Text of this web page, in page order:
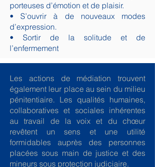
porteuses d’émotion et de plaisir.
• S’ouvrir à de nouveaux modes
d’expression.
• Sortir de la solitude et de
l’enfermement
Les actions de médiation trouvent
également leur place au sein du milieu
pénitentiaire. Les qualités humaines,
collaboratives et sociales inhérentes
au travail de la voix et du chœur
revêtent un sens et une utilité
formidables auprès des personnes
placées sous main de justice et des
mineurs sous protection judiciaire.